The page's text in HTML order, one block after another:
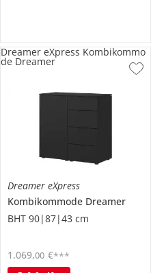
Dreamer eXpress
Kombikommode Dreamer
BHT 90|87|43 cm
1.069,00 €***
Dreamer eXpress Kombikommo
de Dreamer